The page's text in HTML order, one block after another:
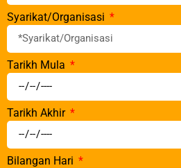
Syarikat/Organisasi
Tarikh Mula
Tarikh Akhir
Bilangan Hari